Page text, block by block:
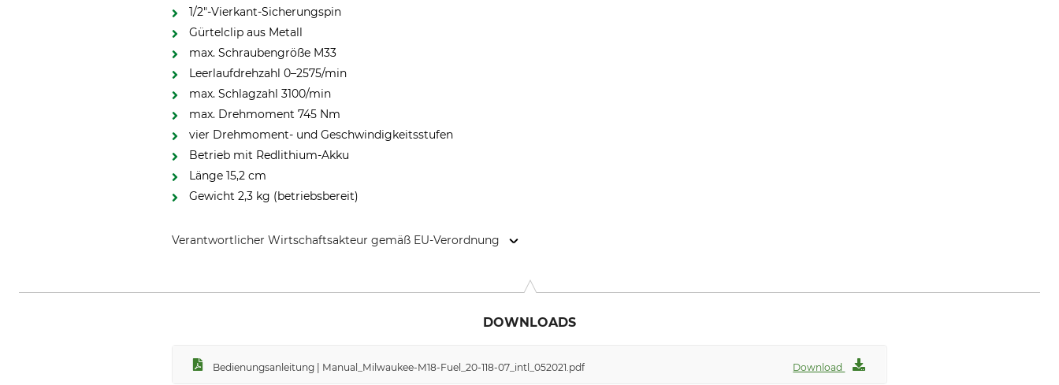
1/2"-Vierkant-Sicherungspin
Gürtelclip aus Metall
max. Schraubengröße M33
Leerlaufdrehzahl 0–2575/min
max. Schlagzahl 3100/min
max. Drehmoment 745 Nm
vier Drehmoment- und Geschwindigkeitsstufen
Betrieb mit Redlithium-Akku
Länge 15,2 cm
Gewicht 2,3 kg (betriebsbereit)
Verantwortlicher Wirtschaftsakteur gemäß EU-Verordnung
DOWNLOADS
Bedienungsanleitung | Manual_Milwaukee-M18-Fuel_20-118-07_intl_052021.pdf Download